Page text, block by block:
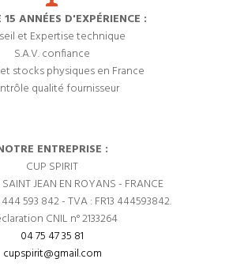
15 ANNÉES D'EXPÉRIENCE :
et Expertise technique
S.A.V. confiance
stocks physiques en France
qualité fournisseur
ENTREPRISE :
CUP SPIRIT
JEAN EN ROYANS - FRANCE
593 842 - TVA : FR13 444593842.
CNIL n° 2133264
04 75 47 35 81
cupspirit@gmail.com